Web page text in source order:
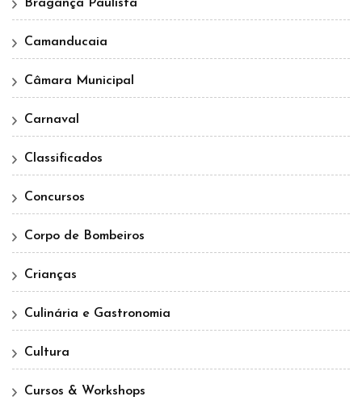
Bragança Paulista
Camanducaia
Câmara Municipal
Carnaval
Classificados
Concursos
Corpo de Bombeiros
Crianças
Culinária e Gastronomia
Cultura
Cursos & Workshops